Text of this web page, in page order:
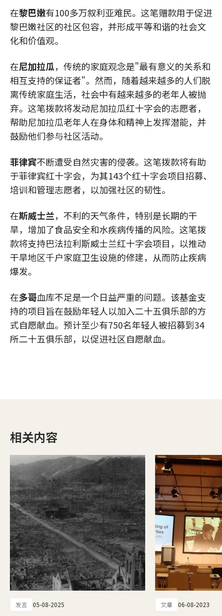
在黎巴嫩有100多万叙利亚难民。这笔赠款用于促进
黎巴嫩社区的社区包容，并形成平等和谐的社会文
化和价值观。
在尼加拉瓜，传统的家庭观念是"最有意义的关系和
相互支持的保证者"。然而，随着越来越多的人们脱
离传统家庭生活，社会中有越来越多的老年人被抛
弃。这笔拨款将发动尼加拉瓜红十字会的志愿者，
帮助尼加拉瓜老年人在身体和精神上发挥潜能，并
鼓励他们参与社区活动。
菲律宾不断遭受自然灾害的侵袭。这笔拨款将有助
于菲律宾红十字会，为其143个红十字会项目招募、
培训和管理志愿者，以加强社区的韧性。
在斯威士兰，不利的天气条件，特别是长期的干
旱，增加了食品安全和水疾病传播的风险。这笔拨
款将支持巴法拉利斯威士兰红十字会项目，以推动
干旱地区千户家庭卫生设施的修建，从而防止疾病
爆发。
在多哥血库不足是一个日益严重的问题。该基金支
持的项目旨在鼓励年轻人以加入二十五俱乐部的方
式自愿献血。预计至少有750名年轻人被招募到34
所二十五俱乐部，以促进社区自愿献血。
相关内容
发言 05-08-2025 文章 06-08-2023